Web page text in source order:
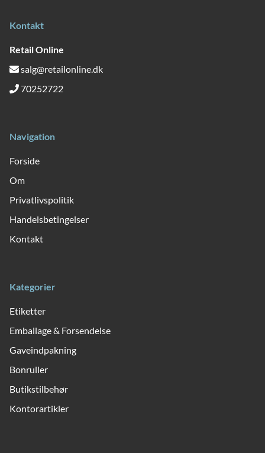
Kontakt
Retail Online
salg@retailonline.dk
70252722
Navigation
Forside
Om
Privatlivspolitik
Handelsbetingelser
Kontakt
Kategorier
Etiketter
Emballage & Forsendelse
Gaveindpakning
Bonruller
Butikstilbehør
Kontorartikler